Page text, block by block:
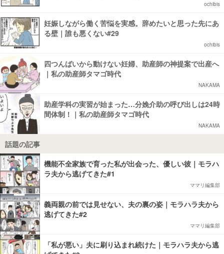
ochibis
妊娠しながら働く苦悩を実感。辞めたいと思った先にあ
る壁｜誰も悪くない#29
ochibis
四つんばいから動けない妊婦、助産師の神提案で出産へ
｜私の助産師タマゴ時代
NAKAMA
助産学科の実習が始まった…分娩介助の呼び出しは24時
間体制！｜私の助産師タマゴ時代
NAKAMA
話題の記事
機能不全家族で育った私が出会った、優しい彼｜モラハ
ラ夫から逃げてきた#1
ママリ編集部
義両親の前では見せない、夫の裏の姿｜モラハラ夫から
逃げてきた#2
ママリ編集部
「私が悪い」夫に刷り込まれ続けた｜モラハラ夫から逃